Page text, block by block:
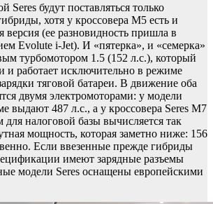
Seres будут поставляться только
хотя у кроссовера M5 есть и
версия (ее разновидность пришла в
Evolute i-Jet). И «пятерка», и «семерка»
турбомотором 1.5 (152 л.с.), который
и работает исключительно в режиме
тяговой батареи. В движение оба
двумя электромоторами: у модели
выдают 487 л.с., а у кроссовера Seres M7
налоговой базы вычисляется так
мощность, которая заметно ниже: 156
Если ввезенные прежде гибриды
имеют зарядные разъемы
модели Seres оснащены европейскими